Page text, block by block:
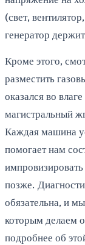
(свет,
генератор
Кроме этого,
разместить
оказался во
магистральный
Каждая машина
помогает нам
позже.
обязательна, и
которым делаем
подробнее об